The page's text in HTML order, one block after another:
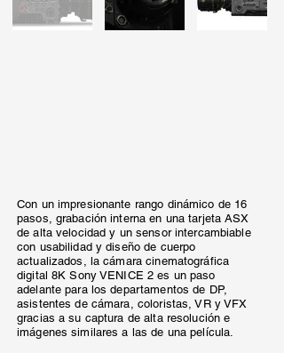
Con un impresionante rango dinámico de 16
pasos, grabación interna en una tarjeta ASX
de alta velocidad y un sensor intercambiable
con usabilidad y diseño de cuerpo
actualizados, la cámara cinematográfica
digital 8K Sony VENICE 2 es un paso
adelante para los departamentos de DP,
asistentes de cámara, coloristas, VR y VFX
gracias a su captura de alta resolución e
imágenes similares a las de una película.